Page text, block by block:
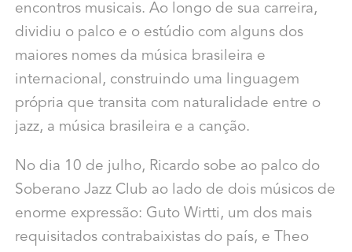
encontros musicais. Ao longo de sua carreira,
dividiu o palco e o estúdio com alguns dos
maiores nomes da música brasileira e
internacional, construindo uma linguagem
própria que transita com naturalidade entre o
jazz, a música brasileira e a canção.
No dia 10 de julho, Ricardo sobe ao palco do
Soberano Jazz Club ao lado de dois músicos de
enorme expressão: Guto Wirtti, um dos mais
requisitados contrabaixistas do país, e Theo